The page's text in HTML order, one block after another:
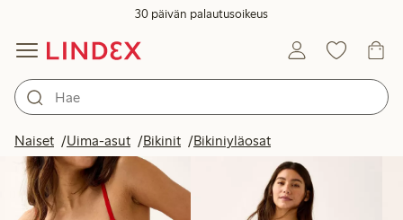
30 päivän palautusoikeus
Naiset Uima-asut Bikinit BikiniyläosatTuotteet kuvassa